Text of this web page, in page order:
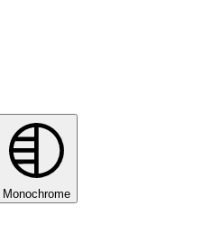
Monochrome